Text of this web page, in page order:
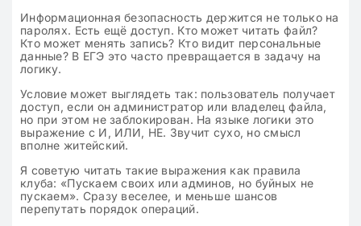
Информационная безопасность держится не только на
паролях. Есть ещё доступ. Кто может читать файл?
Кто может менять запись? Кто видит персональные
данные? В ЕГЭ это часто превращается в задачу на
логику.
Условие может выглядеть так: пользователь получает
доступ, если он администратор или владелец файла,
но при этом не заблокирован. На языке логики это
выражение с И, ИЛИ, НЕ. Звучит сухо, но смысл
вполне житейский.
Я советую читать такие выражения как правила
клуба: «Пускаем своих или админов, но буйных не
пускаем». Сразу веселее, и меньше шансов
перепутать порядок операций.